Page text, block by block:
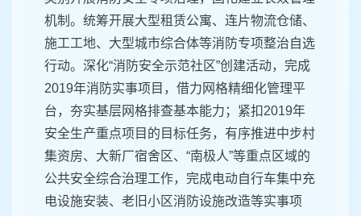
机制。统筹开展大型租赁公寓、连片物流仓储、
施工工地、大型城市综合体等消防专项整治自选
行动。深化“消防安全示范社区”创建活动，完成
2019年消防实事项目，借力网格精细化管理平
台，夯实基层网格排查基本能力；紧扣2019年
安全生产重点项目的目标任务，有序推进中步村
集资房、大新厂宿舍区、“南极人”等重点区域的
公共安全综合治理工作，完成电动自行车集中充
电设施安装、老旧小区消防设施改造等实事项